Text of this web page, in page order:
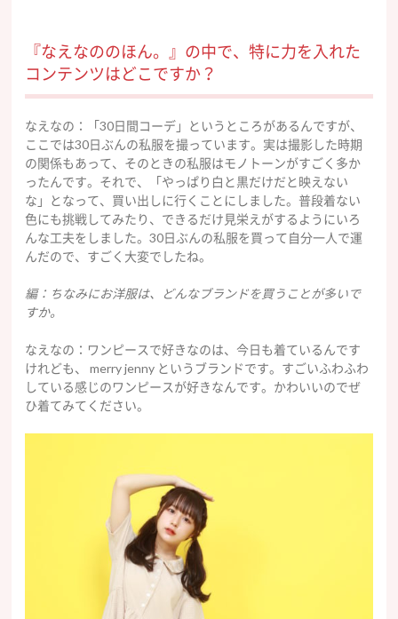
『なえなののほん。』の中で、特に力を入れた
コンテンツはどこですか？
なえなの：「30日間コーデ」というところがあるんですが、
ここでは30日ぶんの私服を撮っています。実は撮影した時期
の関係もあって、そのときの私服はモノトーンがすごく多か
ったんです。それで、「やっぱり白と黒だけだと映えない
な」となって、買い出しに行くことにしました。普段着ない
色にも挑戦してみたり、できるだけ見栄えがするようにいろ
んな工夫をしました。30日ぶんの私服を買って自分一人で運
んだので、すごく大変でしたね。
編：ちなみにお洋服は、どんなブランドを買うことが多いで
すか。
なえなの：ワンピースで好きなのは、今日も着ているんです
けれども、 merry jenny というブランドです。すごいふわふわ
している感じのワンピースが好きなんです。かわいいのでぜ
ひ着てみてください。